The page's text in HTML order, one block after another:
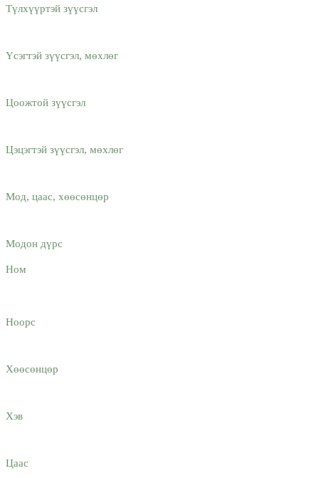
Түлхүүртэй зүүсгэл
Үсэгтэй зүүсгэл, мөхлөг
Цоожтой зүүсгэл
Цэцэгтэй зүүсгэл, мөхлөг
Мод, цаас, хөөсөнцөр
Модон дүрс
Ном
Ноорс
Хөөсөнцөр
Хэв
Цаас